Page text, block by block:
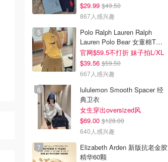
$29.99 $49.50
867人感兴趣
Polo Ralph Lauren Ralph
Lauren Polo Bear 女童棉T恤
染色 1件
官网$59.5不打折 妹子拍L/XL
$39.56 $59.50
667人感兴趣
lululemon Smooth Spacer 经
典卫衣
女生穿出oversized风
$69.00 $128.00
640人感兴趣
Elizabeth Arden 新版抗老金胶
精华60颗